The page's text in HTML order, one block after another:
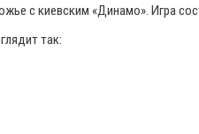
с киевским «Динамо». Игра
так: